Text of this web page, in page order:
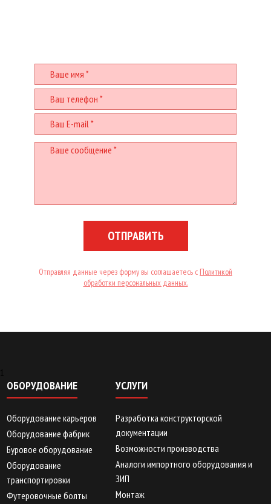
ОТПРАВИТЬ
Отправляя данные через форму вы соглашаетесь с Политикой
обработки персональных данных.
1
ОБОРУДОВАНИЕ
Оборудование карьеров
Оборудование фабрик
Буровое оборудование
Оборудование
транспортировки
Футеровочные болты
УСЛУГИ
Разработка конструкторской
документации
Возможности производства
Аналоги импортного оборудования и
ЗИП
Монтаж